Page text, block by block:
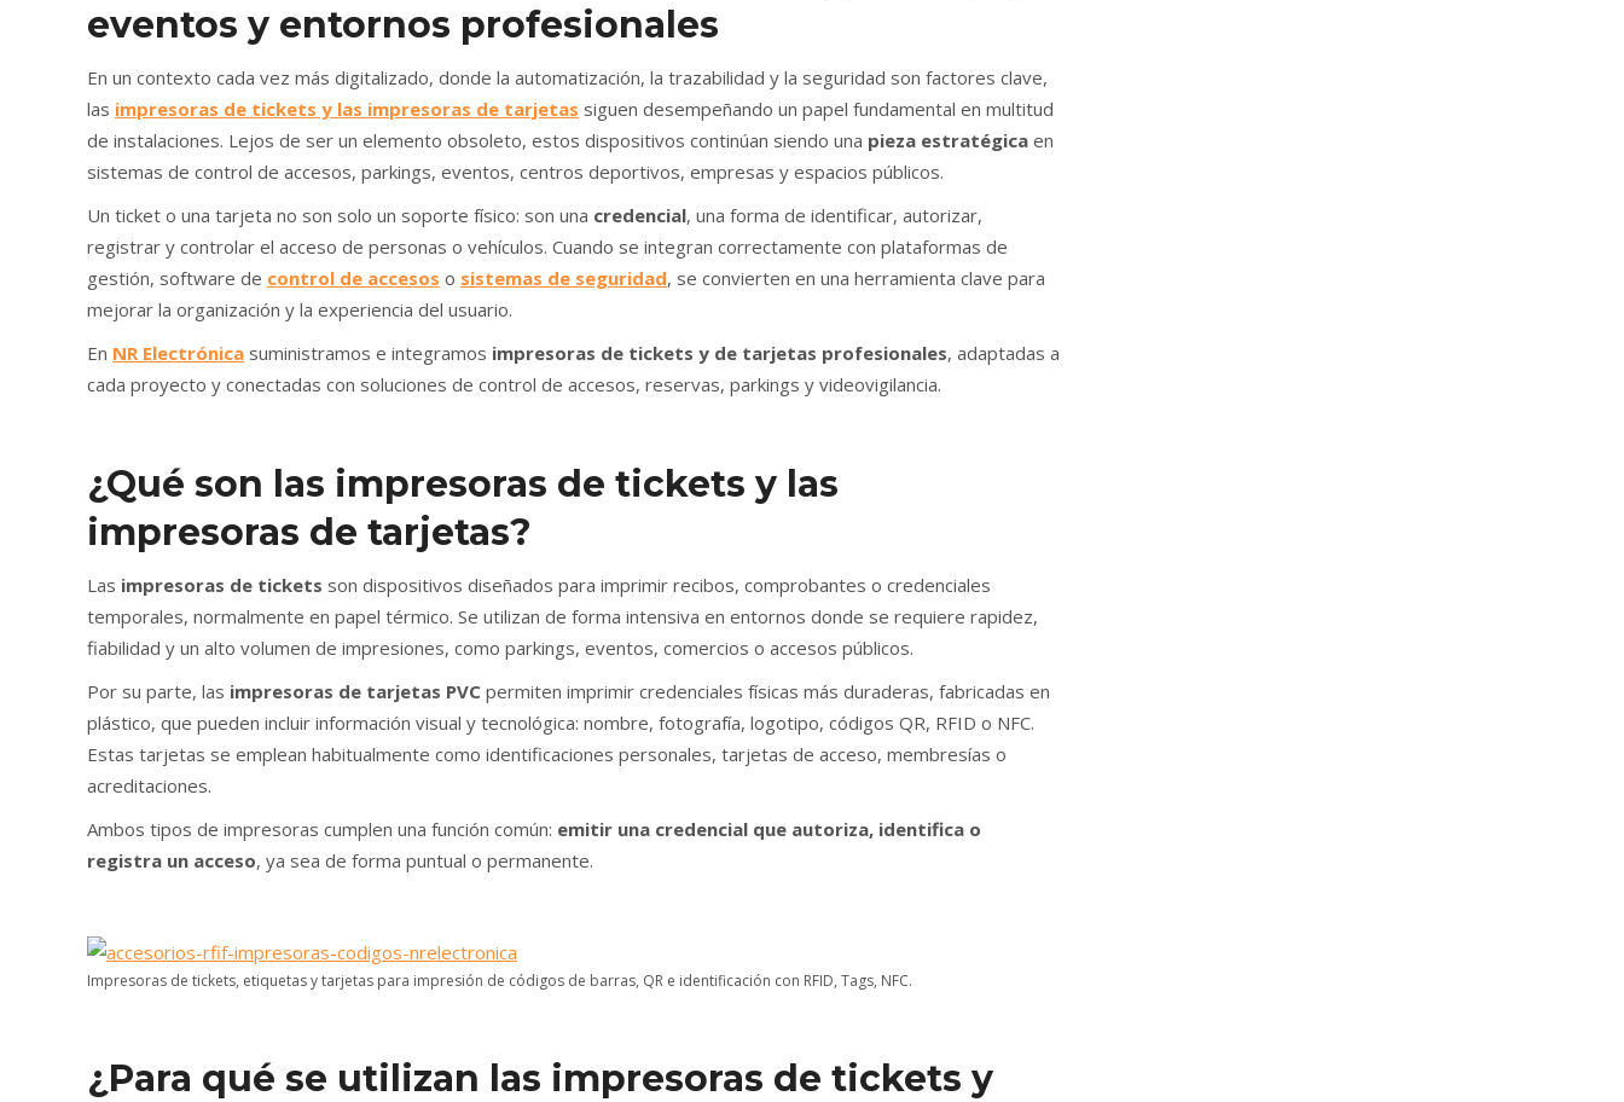
eventos y entornos profesionales
En un contexto cada vez más digitalizado, donde la automatización, la trazabilidad y la seguridad son factores clave,
las impresoras de tickets y las impresoras de tarjetas siguen desempeñando un papel fundamental en multitud
de instalaciones. Lejos de ser un elemento obsoleto, estos dispositivos continúan siendo una pieza estratégica en
sistemas de control de accesos, parkings, eventos, centros deportivos, empresas y espacios públicos.
Un ticket o una tarjeta no son solo un soporte físico: son una credencial, una forma de identificar, autorizar,
registrar y controlar el acceso de personas o vehículos. Cuando se integran correctamente con plataformas de
gestión, software de control de accesos o sistemas de seguridad, se convierten en una herramienta clave para
mejorar la organización y la experiencia del usuario.
En NR Electrónica suministramos e integramos impresoras de tickets y de tarjetas profesionales, adaptadas a
cada proyecto y conectadas con soluciones de control de accesos, reservas, parkings y videovigilancia.
¿Qué son las impresoras de tickets y las
impresoras de tarjetas?
Las impresoras de tickets son dispositivos diseñados para imprimir recibos, comprobantes o credenciales
temporales, normalmente en papel térmico. Se utilizan de forma intensiva en entornos donde se requiere rapidez,
fiabilidad y un alto volumen de impresiones, como parkings, eventos, comercios o accesos públicos.
Por su parte, las impresoras de tarjetas PVC permiten imprimir credenciales físicas más duraderas, fabricadas en
plástico, que pueden incluir información visual y tecnológica: nombre, fotografía, logotipo, códigos QR, RFID o NFC.
Estas tarjetas se emplean habitualmente como identificaciones personales, tarjetas de acceso, membresías o
acreditaciones.
Ambos tipos de impresoras cumplen una función común: emitir una credencial que autoriza, identifica o
registra un acceso, ya sea de forma puntual o permanente.
Impresoras de tickets, etiquetas y tarjetas para impresión de códigos de barras, QR e identificación con RFID, Tags, NFC.
¿Para qué se utilizan las impresoras de tickets y